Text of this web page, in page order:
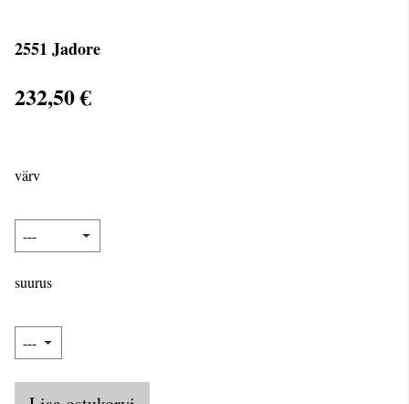
2551 Jadore
232,50 €
värv
suurus